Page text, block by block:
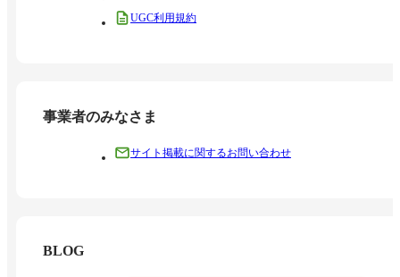
UGC利用規約
事業者のみなさま
サイト掲載に関するお問い合わせ
BLOG